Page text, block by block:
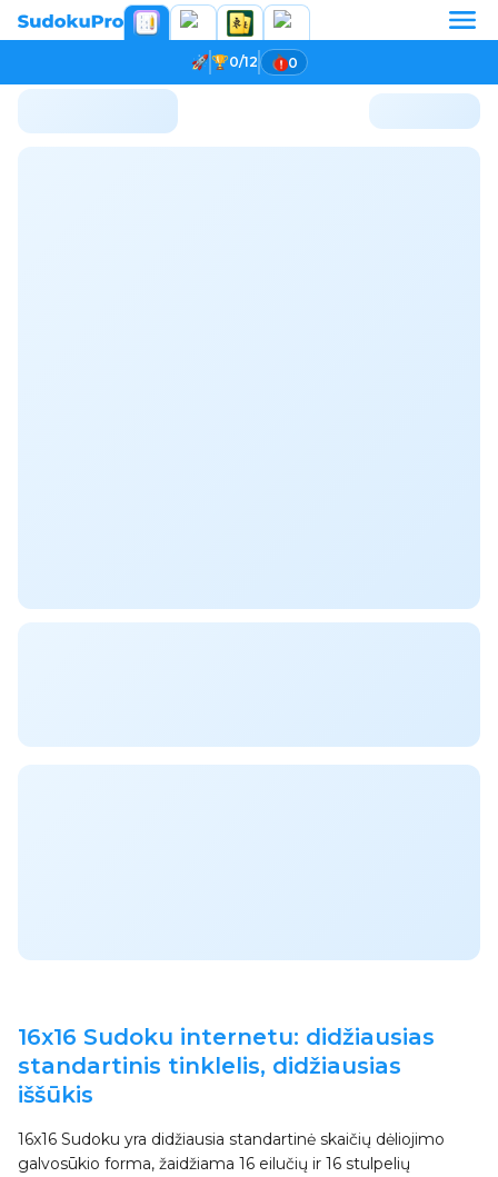
0/12 0
16x16 Sudoku internetu: didžiausias
standartinis tinklelis, didžiausias
iššūkis
16x16 Sudoku yra didžiausia standartinė skaičių dėliojimo
galvosūkio forma, žaidžiama 16 eilučių ir 16 stulpelių